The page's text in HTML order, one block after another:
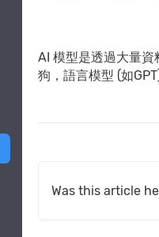
AI 模型是透過大量
狗，語言模型 (如
Was this article